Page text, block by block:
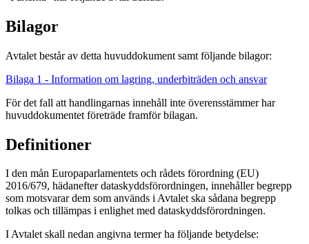
Bilagor
Avtalet består av detta huvuddokument samt följande bilagor:
Bilaga 1 - Information om lagring, underbiträden och ansvar
För det fall att handlingarnas innehåll inte överensstämmer har
huvuddokumentet företräde framför bilagan.
Definitioner
I den mån Europaparlamentets och rådets förordning (EU)
2016/679, hädanefter dataskyddsförordningen, innehåller begrepp
som motsvarar dem som används i Avtalet ska sådana begrepp
tolkas och tillämpas i enlighet med dataskyddsförordningen.
I Avtalet skall nedan angivna termer ha följande betydelse: